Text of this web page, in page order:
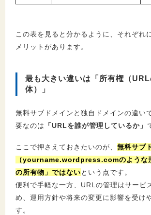
この表を見ると分かるように、それぞれ
メリットがあります。
最も大きい違いは「所有権（
体）」
無料サブドメインと独自ドメインの違い
要なのは
「URLを誰が管理しているか」
ここで押さえておきたいのが、 無料サブ
（yourname.wordpress.comのような
の所有物」ではないという点です。
便利で手軽な一方、URLの管理はサービ
め、運用方針や将来の変更に影響を受け
す。